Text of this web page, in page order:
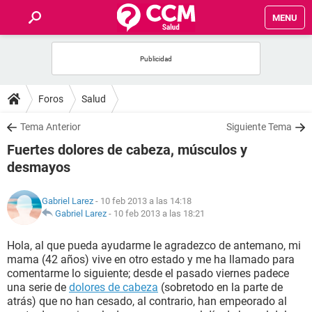
MENU
FOROS
SALUD
FAMILIA
NUTRICIÓN
SEXUALIDAD
GLOSARIO
Foros Salud
Tema Anterior Siguiente Tema
Fuertes dolores de cabeza, músculos y
desmayos
Gabriel Larez - 10 feb 2013 a las 14:18
Gabriel Larez - 10 feb 2013 a las 18:21
Hola, al que pueda ayudarme le agradezco de antemano, mi
mama (42 años) vive en otro estado y me ha llamado para
comentarme lo siguiente; desde el pasado viernes padece
una serie de dolores de cabeza (sobretodo en la parte de
atrás) que no han cesado, al contrario, han empeorado al